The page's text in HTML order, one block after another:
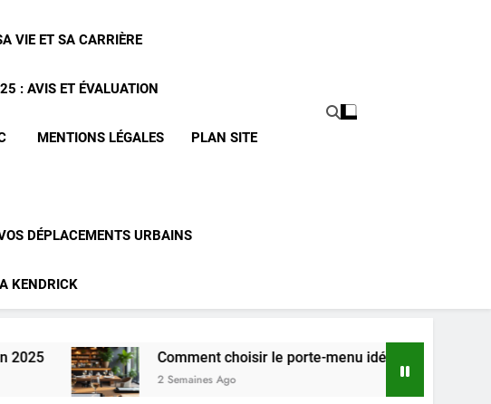
VIE ET SA CARRIÈRE
: AVIS ET ÉVALUATION
MENTIONS LÉGALES PLAN SITE
DÉPLACEMENTS URBAINS
KENDRICK
Comment choisir le porte-menu idéal pour votre restaurant en
2 Semaines Ago